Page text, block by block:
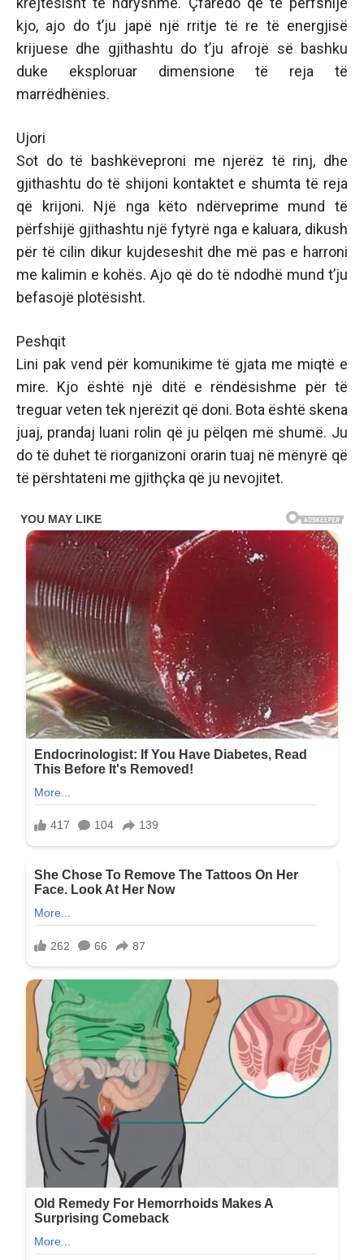
kjo, ajo do t’ju japë një rritje të re të energjisë
krijuese dhe gjithashtu do t’ju afrojë së bashku
duke eksploruar dimensione të reja të
marrëdhënies.
Ujori
Sot do të bashkëveproni me njerëz të rinj, dhe
gjithashtu do të shijoni kontaktet e shumta të reja
që krijoni. Një nga këto ndërveprime mund të
përfshijë gjithashtu një fytyrë nga e kaluara, dikush
për të cilin dikur kujdeseshit dhe më pas e harroni
me kalimin e kohës. Ajo që do të ndodhë mund t’ju
befasojë plotësisht.
Peshqit
Lini pak vend për komunikime të gjata me miqtë e
mire. Kjo është një ditë e rëndësishme për të
treguar veten tek njerëzit që doni. Bota është skena
juaj, prandaj luani rolin që ju pëlqen më shumë. Ju
do të duhet të riorganizoni orarin tuaj në mënyrë që
të përshtateni me gjithçka që ju nevojitet.